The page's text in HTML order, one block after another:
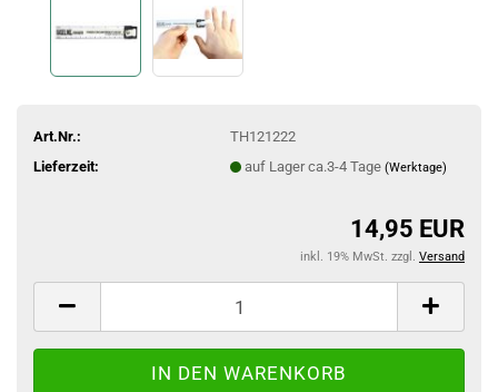
Art.Nr.:
TH121222
Lieferzeit:
auf Lager ca.3-4 Tage (Werktage)
14,95 EUR
inkl. 19% MwSt. zzgl. Versand